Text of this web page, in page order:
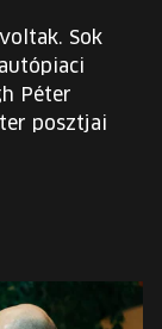
Sok
Péter
posztjai